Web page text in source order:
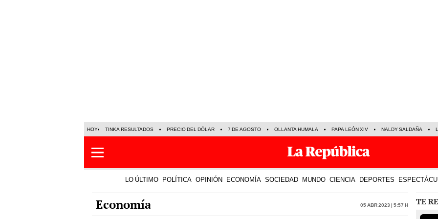
HOY TINKA RESULTADOS PRECIO DEL DÓLAR 7 DE AGOSTO OLLANTA HUMALA PAPA LEÓN XIV NALDY SALDAÑA
LO ÚLTIMO POLÍTICA OPINIÓN ECONOMÍA SOCIEDAD MUNDO CIENCIA DEPORTES
Economía 05 Abr 2023 | 5:57 h TE